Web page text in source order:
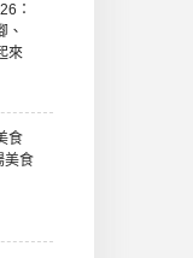
：
、
來
食
美食